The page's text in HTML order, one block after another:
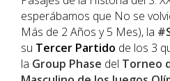
esperábamos que No se
Más de 2 Años y 5 Mes), la
su Tercer Partido de los 3
la Group Phase del Torneo